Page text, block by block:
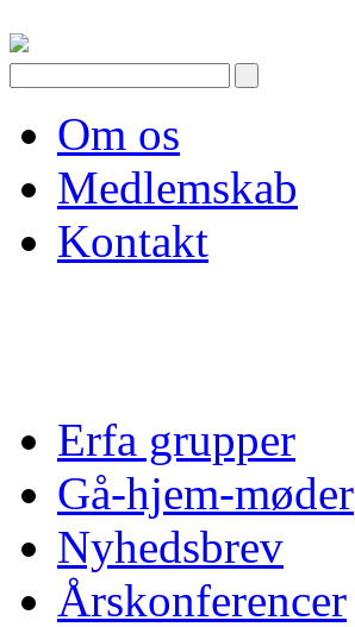
to
content
Om os
Medlemskab
Kontakt
Erfa grupper
Gå-hjem-møder
Nyhedsbrev
Årskonferencer